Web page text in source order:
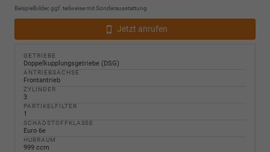
Beispielbilder, ggf. teilweise mit Sonderausstattung
Jetzt anrufen
GETRIEBE
Doppelkupplungsgetriebe (DSG)
ANTRIEBSACHSE
Frontantrieb
ZYLINDER
3
PARTIKELFILTER
1
SCHADSTOFFKLASSE
Euro 6e
HUBRAUM
999 ccm